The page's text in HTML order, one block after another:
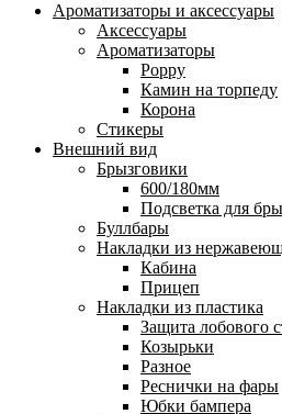
Ароматизаторы и аксессуары
Аксессуары
Ароматизаторы
Poppy
Камин на торпеду
Корона
Стикеры
Внешний вид
Брызговики
600/180мм
Подсветка для
Буллбары
Накладки из
Кабина
Прицеп
Накладки из пластика
Защита лобового
Козырьки
Разное
Реснички на фары
Юбки бампера